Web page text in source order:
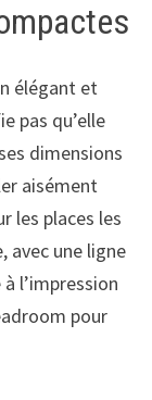
élégant et
pas qu’elle
dimensions
aisément
les places les
avec une ligne
l’impression
pour